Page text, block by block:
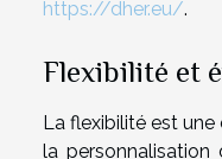
https://dher.eu/.
Flexibilité et
La flexibilité est
la personnalisation